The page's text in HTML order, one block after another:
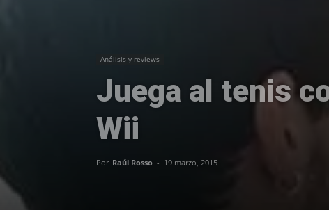
Análisis y reviews
Juega al tenis
Wii
Por Raúl Rosso - 19 marzo, 2015